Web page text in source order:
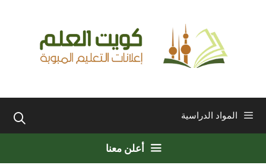
المواد الدراسية
أعلن معنا